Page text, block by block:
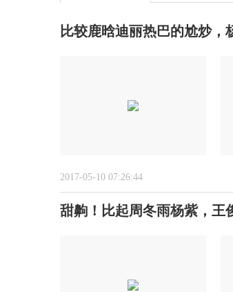
比较鹿晗迪丽热巴的尬炒，
2017-05-10 07:26:44
甜齁！比起周冬雨杨紫，王